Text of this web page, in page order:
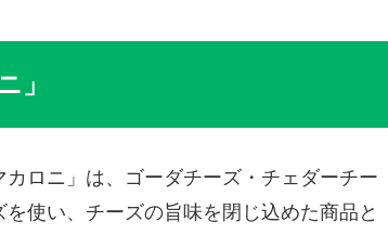
」
ロニ」は、ゴーダチーズ・チェダーチー
使い、チーズの旨味を閉じ込めた商品と